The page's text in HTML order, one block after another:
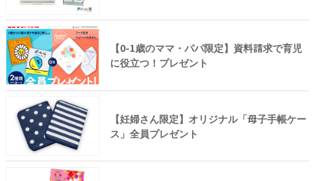
【0-1歳のママ・パパ限定】資料請求で育児
に役立つ！プレゼント
【妊婦さん限定】オリジナル「母子手帳ケー
ス」全員プレゼント